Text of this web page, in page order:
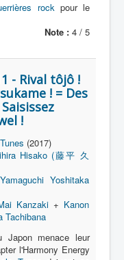
rockpour le
Note : 4 / 5
- Rival tôjô !
! = Des
!
(2017)
Hisako (藤平 久
Yamaguchi Yoshitaka
Kanzaki+ Kanon
Tachibana
menace leur
l'Harmony Energy